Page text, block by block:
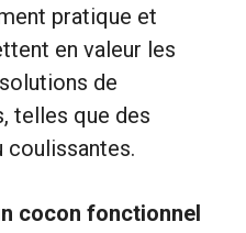
pratique et
en valeur les
de
telles que des
coulissantes.
cocon fonctionnel